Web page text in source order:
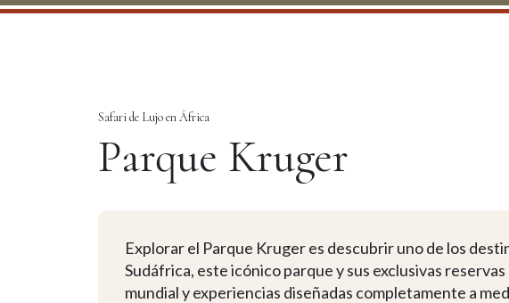
Safari de Lujo en África
Parque Kruger
Explorar el Parque Kruger es descubrir uno de los
Sudáfrica, este icónico parque y sus exclusivas
mundial y experiencias diseñadas completamente a